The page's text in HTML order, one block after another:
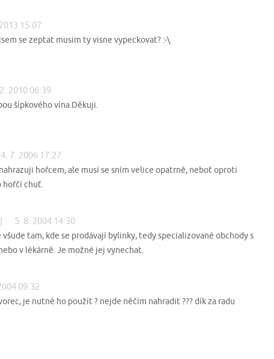
15:07
se zeptat musim ty visne vypeckovat? :-\
2010 06:39
šípkového vína.Děkuji.
4. 7. 2006 17:27
hořcem, ale musí se sním velice opatrně, neboť oproti
hořčí chuť.
5. 8. 2004 14:30
tam, kde se prodávají bylinky, tedy specializované obchody s
v lékárně. Je možné jej vynechat.
09:32
je nutné ho použít ? nejde něčím nahradit ??? dík za radu